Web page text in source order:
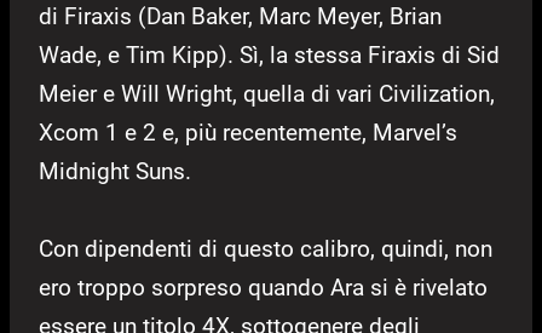
di Firaxis (Dan Baker, Marc Meyer, Brian
Wade, e Tim Kipp). Sì, la stessa Firaxis di Sid
Meier e Will Wright, quella di vari Civilization,
Xcom 1 e 2 e, più recentemente, Marvel’s
Midnight Suns.
Con dipendenti di questo calibro, quindi, non
ero troppo sorpreso quando Ara si è rivelato
essere un titolo 4X, sottogenere degli